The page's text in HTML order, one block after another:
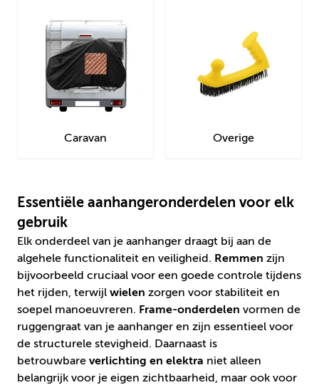
Caravan Overige
Essentiële aanhangeronderdelen voor elk
gebruik
Elk onderdeel van je aanhanger draagt bij aan de
algehele functionaliteit en veiligheid. Remmen zijn
bijvoorbeeld cruciaal voor een goede controle tijdens
het rijden, terwijl wielen zorgen voor stabiliteit en
soepel manoeuvreren. Frame-onderdelen vormen de
ruggengraat van je aanhanger en zijn essentieel voor
de structurele stevigheid. Daarnaast is
betrouwbare verlichting en elektra niet alleen
belangrijk voor je eigen zichtbaarheid, maar ook voor